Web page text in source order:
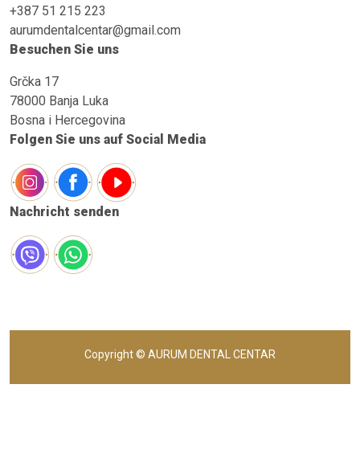
+387 51 215 223
aurumdentalcentar@gmail.com
Besuchen Sie uns
Grčka 17
78000 Banja Luka
Bosna i Hercegovina
Folgen Sie uns auf Social Media
Nachricht senden
Copyright © AURUM DENTAL CENTAR